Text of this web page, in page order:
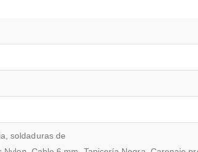
soldaduras de